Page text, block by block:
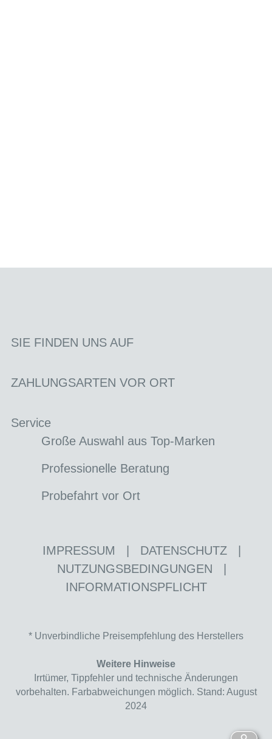
SIE FINDEN UNS AUF
ZAHLUNGSARTEN VOR ORT
Service
Große Auswahl aus Top-Marken
Professionelle Beratung
Probefahrt vor Ort
IMPRESSUM DATENSCHUTZ
NUTZUNGSBEDINGUNGEN
INFORMATIONSPFLICHT
* Unverbindliche Preisempfehlung des Herstellers
Weitere Hinweise
Irrtümer, Tippfehler und technische Änderungen
vorbehalten. Farbabweichungen möglich. Stand: August
2024